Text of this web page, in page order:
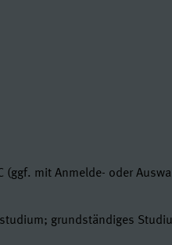
(ggf. mit Anmelde- oder
grundständiges